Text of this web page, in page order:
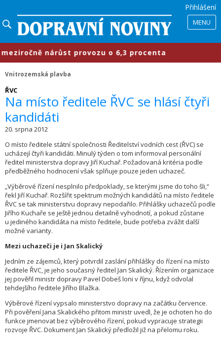
Přihlášení
MENU
nárůst provozu o 6,3 procenta
Vnitrozemská plavba
ŘVC
Na místo ředitele ŘVC se hlásí čtyři
kandidáti
20. srpna 2012
O místo ředitele státní společnosti Ředitelství vodních cest (ŘVC) se
ucházejí čtyři kandidáti. Minulý týden o tom informoval personální
ředitel ministerstva dopravy Jiří Kuchař. Požadovaná kritéria podle
předběžného hodnocení však splňuje pouze jeden uchazeč.
„Výběrové řízení nesplnilo předpoklady, se kterými jsme do toho šli,“
řekl Jiří Kuchař. Rozšířit spektrum možných kandidátů na místo ředitele
ŘVC se tak ministerstvu dopravy nepodařilo. Přihlášky uchazečů podle
Jiřího Kuchaře se ještě jednou detailně vyhodnotí, a pokud zůstane
u jediného kandidáta na místo ředitele, bude potřeba zvážit další
možné varianty.
Mezi uchazeči je i Jan Skalický
Jedním ze zájemců, který potvrdil zaslání přihlášky do řízení na místo
ředitele ŘVC, je jeho současný ředitel Jan Skalický. Řízením organizace
jej pověřil ministr dopravy Pavel Dobeš loni v říjnu, když odvolal
tehdejšího ředitele Jiřího Blažka.
Výběrové řízení vypsalo ministerstvo dopravy na začátku července.
Při pověření Jana Skalického přitom ministr uvedl, že je ochoten ho do
funkce jmenovat bez výběrového řízení, pokud vypracuje strategii
rozvoje ŘVC. Dokument Jan Skalický předložil již na přelomu roku.